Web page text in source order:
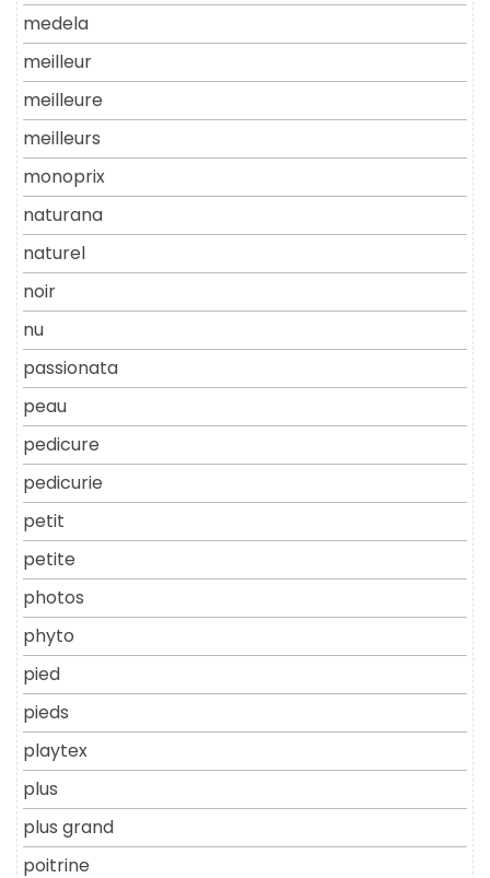
medela
meilleur
meilleure
meilleurs
monoprix
naturana
naturel
noir
nu
passionata
peau
pedicure
pedicurie
petit
petite
photos
phyto
pied
pieds
playtex
plus
plus grand
poitrine